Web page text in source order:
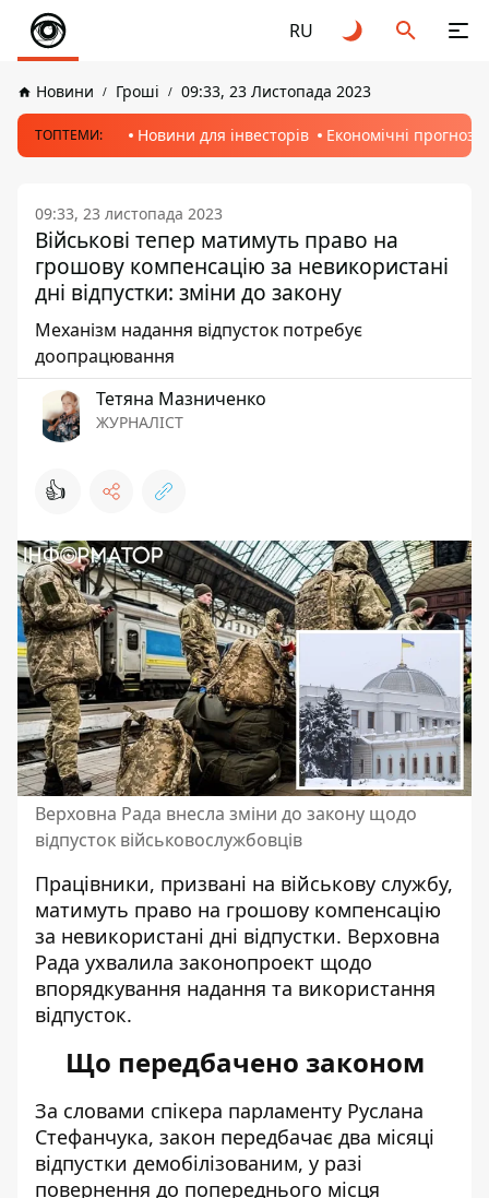
RU
Новини Гроші 09:33, 23 Листопада 2023
ТОПТЕМИ: Новини для інвесторів Економічні прогнози
09:33, 23 листопада 2023
Військові тепер матимуть право на
грошову компенсацію за невикористані
дні відпустки: зміни до закону
Механізм надання відпусток потребує
доопрацювання
Тетяна Мазниченко
ЖУРНАЛІСТ
👍
Верховна Рада внесла зміни до закону щодо
відпусток військовослужбовців
Працівники, призвані на військову службу,
матимуть право на грошову компенсацію
за невикористані дні відпустки. Верховна
Рада ухвалила законопроект щодо
впорядкування надання та використання
відпусток.
Що передбачено законом
За словами спікера парламенту Руслана
Стефанчука, закон передбачає два місяці
відпустки демобілізованим, у разі
повернення до попереднього місця